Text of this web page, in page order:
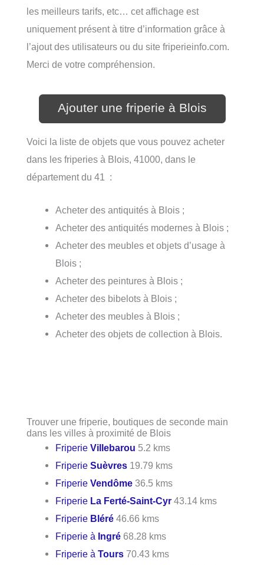
les meilleurs tarifs, etc… cet affichage est
uniquement présent à titre d’information grâce à
l’ajout des utilisateurs ou du site friperieinfo.com.
Merci de votre compréhension.
Ajouter une friperie à Blois
Voici la liste de objets que vous pouvez acheter
dans les friperies à Blois, 41000, dans le
département du 41 :
Acheter des antiquités à Blois ;
Acheter des antiquités modernes à Blois ;
Acheter des meubles et objets d’usage à
Blois ;
Acheter des peintures à Blois ;
Acheter des bibelots à Blois ;
Acheter des meubles à Blois ;
Acheter des objets de collection à Blois.
Trouver une friperie, boutiques de seconde main
dans les villes à proximité de Blois
FriperieVillebarou 5.2 kms
FriperieSuèvres 19.79 kms
FriperieVendôme 36.5 kms
Friperie La Ferté-Saint-Cyr 43.14 kms
Friperie Bléré 46.66 kms
Friperie à Ingré 68.28 kms
Friperie àTours 70.43 kms